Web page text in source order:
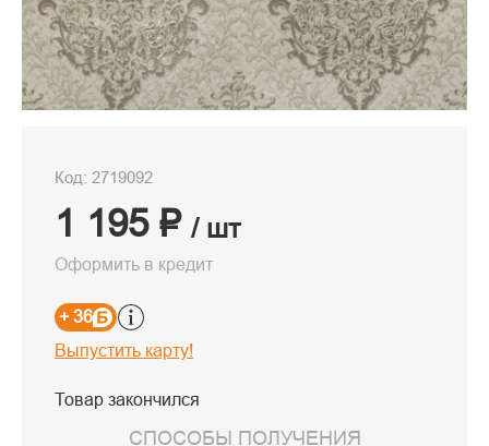
Код: 2719092
1 195 ₽ / шт
Оформить в кредит
+ 36
Выпустить карту!
Товар закончился
СПОСОБЫ ПОЛУЧЕНИЯ